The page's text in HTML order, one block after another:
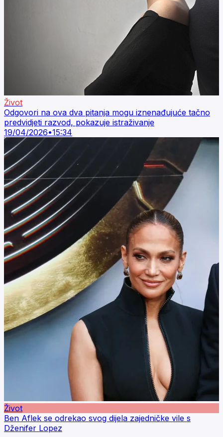
Život
Odgovori na ova dva pitanja mogu iznenađujuće tačno
predvidjeti razvod, pokazuje istraživanje
19/04/2026•15:34
Život
Ben Aflek se odrekao svog dijela zajedničke vile s
Dženifer Lopez